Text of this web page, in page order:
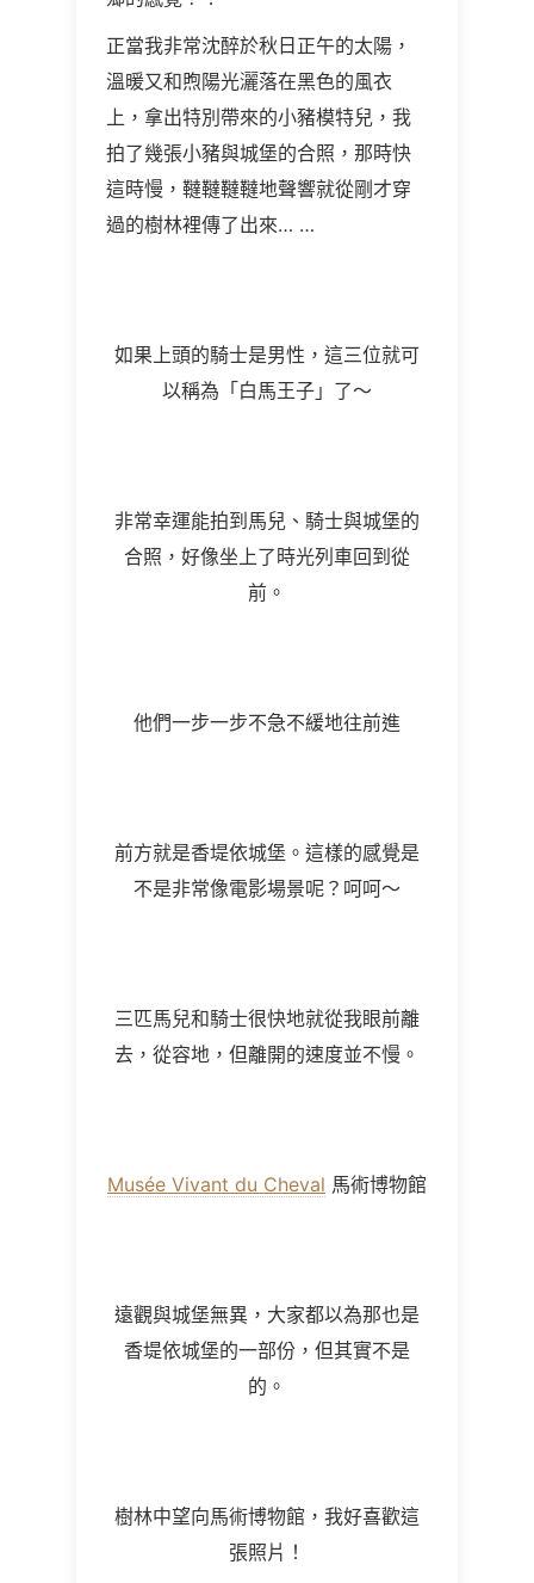
正當我非常沈醉於秋日正午的太陽，
溫暖又和煦陽光灑落在黑色的風衣
上，拿出特別帶來的小豬模特兒，我
拍了幾張小豬與城堡的合照，那時快
這時慢，韃韃韃韃地聲響就從剛才穿
過的樹林裡傳了出來… …
如果上頭的騎士是男性，這三位就可
以稱為「白馬王子」了～
非常幸運能拍到馬兒、騎士與城堡的
合照，好像坐上了時光列車回到從
前。
他們一步一步不急不緩地往前進
前方就是香堤依城堡。這樣的感覺是
不是非常像電影場景呢？呵呵～
三匹馬兒和騎士很快地就從我眼前離
去，從容地，但離開的速度並不慢。
Musée Vivant du Cheval 馬術博物館
遠觀與城堡無異，大家都以為那也是
香堤依城堡的一部份，但其實不是
的。
樹林中望向馬術博物館，我好喜歡這
張照片！